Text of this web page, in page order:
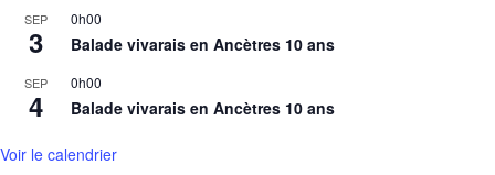
SEP
3
0h00
Balade vivarais en Ancètres 10 ans
SEP
4
0h00
Balade vivarais en Ancètres 10 ans
Voir le calendrier